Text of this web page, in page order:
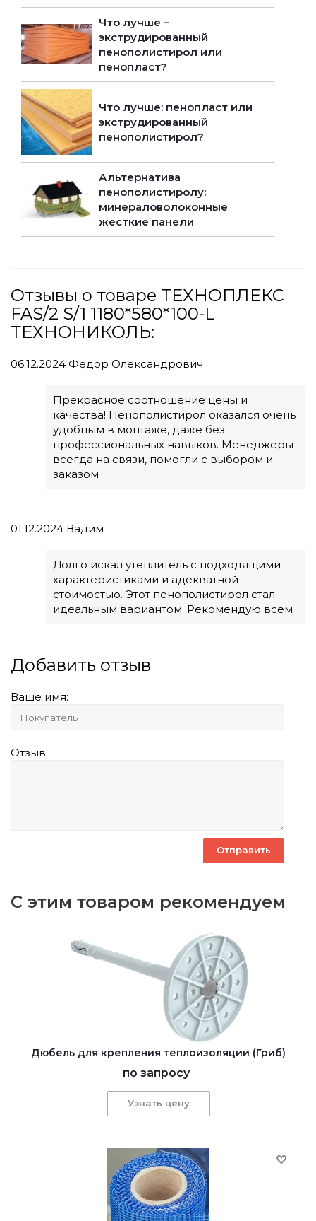
Что лучше –
экструдированный
пенополистирол или
пенопласт?
Что лучше: пенопласт или
экструдированный
пенополистирол?
Альтернатива
пенополистиролу:
минераловолоконные
жесткие панели
Отзывы о товаре ТЕХНОПЛЕКС
FAS/2 S/1 1180*580*100-L
ТЕХНОНИКОЛЬ:
06.12.2024 Федор Олександрович
Прекрасное соотношение цены и
качества! Пенополистирол оказался очень
удобным в монтаже, даже без
профессиональных навыков. Менеджеры
всегда на связи, помогли с выбором и
заказом
01.12.2024 Вадим
Долго искал утеплитель с подходящими
характеристиками и адекватной
стоимостью. Этот пенополистирол стал
идеальным вариантом. Рекомендую всем
Добавить отзыв
Ваше имя:
Отзыв:
С этим товаром рекомендуем
Дюбель для крепления теплоизоляции (Гриб)
по запросу
Узнать цену